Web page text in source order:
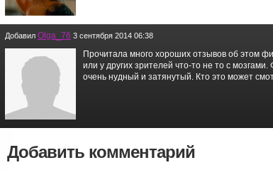
Добавил Olga_76 3 сентября 2014 06:38
Прочитала много хороших отзывов об этом
или у других зрителей что-то не то с
очень нудный и затянутый. Кто это может
Добавить комментарий